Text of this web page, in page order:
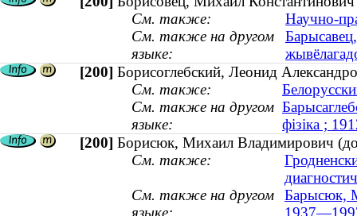
См. также:
Научно-
См. также на другом
языке:
[200] Борисоглебский, Леонид
См. также:
См. также на другом
языке:
фізіка ;
[200] Борисюк, Михаил Владимирович
См. также:
См. также на другом
Барысюк,